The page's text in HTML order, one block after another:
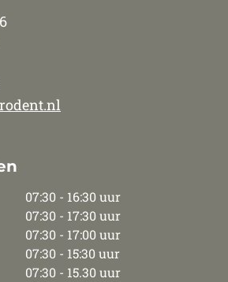
07:30 - 16:30 uur
07:30 - 17:30 uur
07:30 - 17:00 uur
07:30 - 15:30 uur
07:30 - 15.30 uur